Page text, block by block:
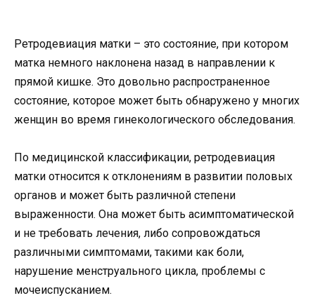
Ретродевиация матки – это состояние, при котором
матка немного наклонена назад в направлении к
прямой кишке. Это довольно распространенное
состояние, которое может быть обнаружено у многих
женщин во время гинекологического обследования.
По медицинской классификации, ретродевиация
матки относится к отклонениям в развитии половых
органов и может быть различной степени
выраженности. Она может быть асимптоматической
и не требовать лечения, либо сопровождаться
различными симптомами, такими как боли,
нарушение менструального цикла, проблемы с
мочеиспусканием.